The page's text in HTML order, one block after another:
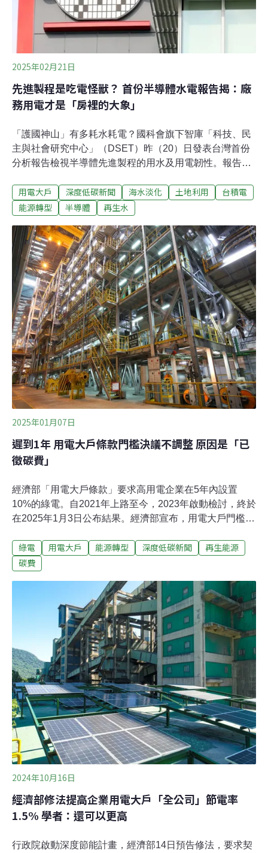
暴露與脆弱條件。例如，面對暴潮風險，住在山坡
2025年02月21日
先進製程是吃電怪獸？ 首份半導體水電報告揭：廠
務用電才是「房裡的大象」
「護國神山」有多耗水耗電？國科會旗下智庫「科技、民
主與社會研究中心」（DSET）昨（20）日發表台灣首份
分析報告檢視半導體先進製程的用水及用電韌性。報告推
力大，可能出現備轉容量小於6%狀況；用水方面，半導體
產業座落的新竹、台中、台南、高雄，未來都將出現用水
水」需求。廠務耗電是「房間裡的大象」 暖化還將抵銷節
電努力DSET昨日發表「氣候變遷與基礎設施韌性：台灣
半導體產業水資源與電力使用分析報告」，為國內首度盤
點半導體先進製程的用水、用電及相應基礎設施韌性，由
DSET及環境權保障基金會共同完成。
用電大戶 深度低碳新聞 海水淡化 土地利用
台積電
能源轉型
半導體 再生水
2025年01月07日
遲到1年 用電大戶條款門檻決議不調整 原因是「已
徵碳費」
經濟部「用電大戶條款」要求高用電企業在5年內設置
10%的綠電。自2021年上路至今，2023年啟動檢討，終於
在2025年1月3日公布結果。經濟部宣布，用電大戶門檻與
善盡社會責任。民間團體批評，依法兩年定期檢討一次，
經濟部條款檢討已延宕至少一年，最後竟端出一樣的版
已盡責任2021年元旦，經濟部推出俗稱「用電大戶條款」
的「一定契約容量以上之電力用戶應設置再生能源發電設
備管理辦法」，規範契約容量5000瓩以上的用電戶需於五
年內設置10%的綠電，或使用儲能、購買再生能源憑證或
繳納代金來替代。法規中明訂兩年須定期檢討一次，能源
署在2023年啟動檢討，直到今（2025）年1月3日才公布
結果，決議維持現行用電大戶門檻，亦不增加義務容量或
其他調整。
綠電 用電大戶 能源轉型 深度低碳新聞
再生能源
碳費
2024年10月16日
經濟部修法提高企業用電大戶「全公司」節電率
1.5% 學者：還可以更高
行政院啟動深度節能計畫，經濟部14日預告修法，要求契